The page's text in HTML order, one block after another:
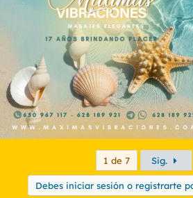
1 de 7 Sig.
Debes iniciar sesión o registrarte